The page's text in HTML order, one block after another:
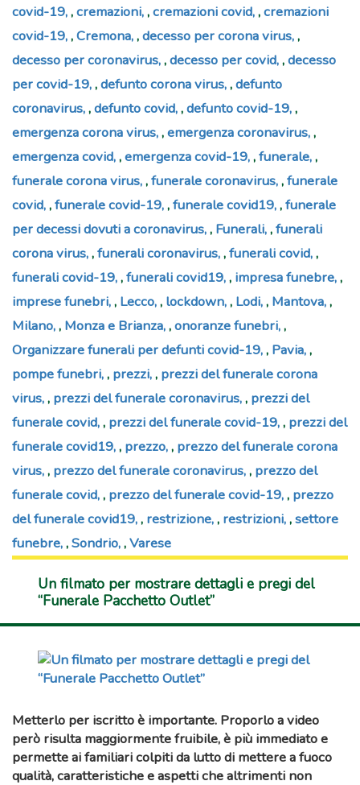
covid-19 ,cremazioni ,cremazioni covid ,cremazioni
covid-19 ,Cremona ,decesso per corona virus ,
decesso per coronavirus ,decesso per covid ,decesso
per covid-19 ,defunto corona virus ,defunto
coronavirus ,defunto covid ,defunto covid-19 ,
emergenza corona virus ,emergenza coronavirus ,
emergenza covid ,emergenza covid-19 ,funerale ,
funerale corona virus ,funerale coronavirus ,funerale
covid ,funerale covid-19 ,funerale covid19 ,funerale
per decessi dovuti a coronavirus , Funerali ,funerali
corona virus ,funerali coronavirus ,funerali covid ,
funerali covid-19 ,funerali covid19 , impresa funebre ,
imprese funebri , Lecco , lockdown , Lodi , Mantova ,
Milano , Monza e Brianza ,onoranze funebri ,
Organizzare funerali per defunti covid-19 , Pavia ,
pompe funebri , prezzi , prezzi del funerale corona
virus , prezzi del funerale coronavirus , prezzi del
funerale covid , prezzi del funerale covid-19 , prezzi del
funerale covid19 , prezzo , prezzo del funerale corona
virus , prezzo del funerale coronavirus , prezzo del
funerale covid , prezzo del funerale covid-19 , prezzo
del funerale covid19 , restrizione , restrizioni ,settore
funebre ,Sondrio ,Varese
Un filmato per mostrare dettagli e pregi del
“Funerale Pacchetto Outlet”
Metterlo per iscritto è importante. Proporlo a video
però risulta maggiormente fruibile, è più immediato e
permette ai familiari colpiti da luttodi mettere a fuoco
qualità, caratteristiche e aspetti che altrimenti non